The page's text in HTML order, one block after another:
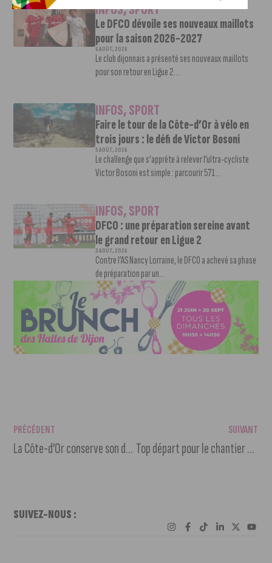
INFOS,SPORT
Le DFCO dévoile ses nouveaux maillots
pour la saison 2026-2027
6 AOÛT, 2026
Le club dijonnais a présenté ses nouveaux maillots
pour son retour en Ligue 2....
INFOS,SPORT
Faire le tour de la Côte-d’Or à vélo en
trois jours : le défi de Victor Bosoni
5 AOÛT, 2026
Le challenge que s’apprête à relever l’ultra-cycliste
Victor Bosoni est simple : parcourir 571...
INFOS,SPORT
DFCO : une préparation sereine avant
le grand retour en Ligue 2
3 AOÛT, 2026
Contre l’AS Nancy Lorraine, le DFCO a achevé sa phase
de préparation par un...
PRÉCÉDENT
La Côte-d’Or conserve son dynamisme démographique grâce à Dijon
SUIVANT
Top départ pour le chantier de l’axe Monge-Bossuet
SUIVEZ-NOUS :